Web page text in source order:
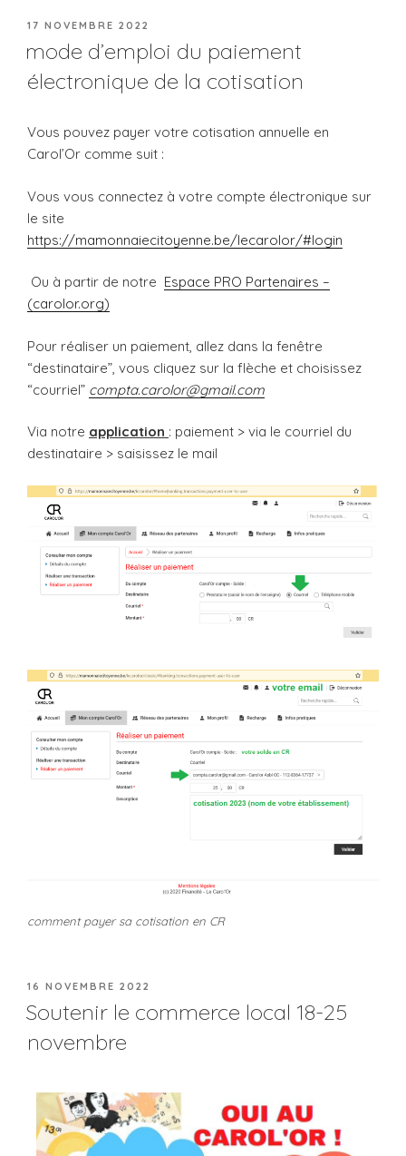
17 NOVEMBRE 2022
mode d’emploi du paiement
électronique de la cotisation
Vous pouvez payer votre cotisation annuelle en
Carol’Or comme suit :
Vous vous connectez à votre compte électronique sur
le site
https://mamonnaiecitoyenne.be/lecarolor/#login
Ou à partir de notre Espace PRO Partenaires –
(carolor.org)
Pour réaliser un paiement, allez dans la fenêtre
“destinataire”, vous cliquez sur la flèche et choisissez
“courriel” compta.carolor@gmail.com
Via notre application : paiement > via le courriel du
destinataire > saisissez le mail
comment payer sa cotisation en CR
16 NOVEMBRE 2022
Soutenir le commerce local 18-25
novembre